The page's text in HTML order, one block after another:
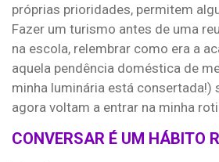
próprias prioridades, permitem
Fazer um turismo antes de uma
na escola, relembrar como era a
aquela pendência doméstica de
minha luminária está consertada!)
agora voltam a entrar na minha
CONVERSAR É UM HÁBITO